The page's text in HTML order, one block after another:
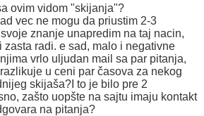
ovim vidom "skijanja"?
vec ne mogu da priustim 2-3
znanje unapredim na taj nacin,
zasta radi. e sad, malo i negativne
vrlo uljudan mail sa par pitanja,
u ceni par časova za nekog
skijaša?I to je bilo pre 2
zašto uopšte na sajtu imaju kontakt
na pitanja?